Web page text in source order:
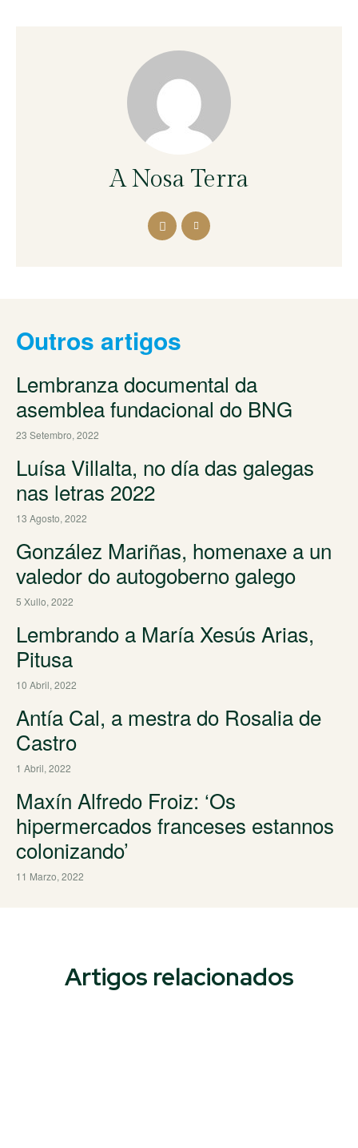
A Nosa Terra
Outros artigos
Lembranza documental da
asemblea fundacional do BNG
23 Setembro, 2022
Luísa Villalta, no día das galegas
nas letras 2022
13 Agosto, 2022
González Mariñas, homenaxe a un
valedor do autogoberno galego
5 Xullo, 2022
Lembrando a María Xesús Arias,
Pitusa
10 Abril, 2022
Antía Cal, a mestra do Rosalia de
Castro
1 Abril, 2022
Maxín Alfredo Froiz: ‘Os
hipermercados franceses estannos
colonizando’
11 Marzo, 2022
Artigos relacionados